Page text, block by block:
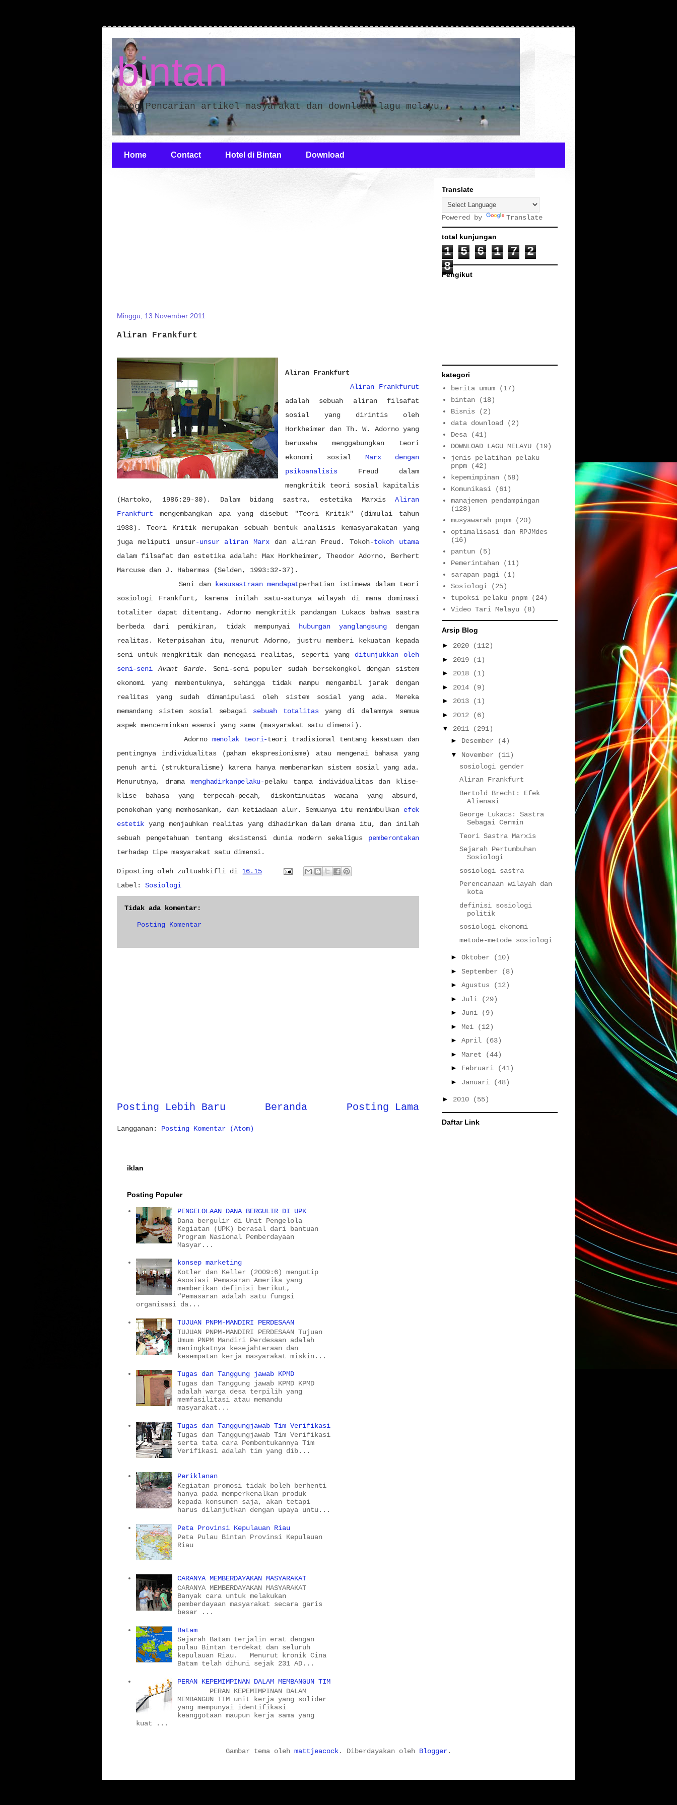
bintan
blog Pencarian artikel masyarakat dan download lagu melayu,
Home Contact Hotel di Bintan Download
Minggu, 13 November 2011
Aliran Frankfurt
Aliran Frankfurt
Aliran Frankfurut
adalah sebuah aliran filsafat
sosial yang dirintis oleh
Horkheimer dan Th. W. Adorno yang
berusaha menggabungkan teori
ekonomi sosial Marx dengan
psikoanalisis Freud dalam
mengkritik teori sosial kapitalis
(Hartoko, 1986:29-30). Dalam bidang sastra, estetika Marxis Aliran
Frankfurt mengembangkan apa yang disebut "Teori Kritik" (dimulai tahun
1933). Teori Kritik merupakan sebuah bentuk analisis kemasyarakatan yang
juga meliputi unsur-unsur aliran Marx dan aliran Freud. Tokoh-tokoh utama
dalam filsafat dan estetika adalah: Max Horkheimer, Theodor Adorno, Berhert
Marcuse dan J. Habermas (Selden, 1993:32-37).
Seni dan
kesusastraan mendapatperhatian istimewa dalam teori
sosiologi Frankfurt, karena inilah satu-satunya wilayah di mana dominasi
totaliter dapat ditentang. Adorno mengkritik pandangan Lukacs bahwa sastra
berbeda dari pemikiran, tidak mempunyai
hubungan yanglangsungdengan
realitas. Keterpisahan itu, menurut Adorno, justru memberikekuatan kepada
seni untuk mengkritik dan menegasi realitas, seperti yang ditunjukkan oleh
seni-seniAvant Garde. Seni-seni populer sudah bersekongkol dengan sistem
ekonomi yang membentuknya, sehingga tidak mampu mengambil jarak dengan
realitas yang sudah dimanipulasi oleh sistem sosial yang ada. Mereka
memandang sistem sosial sebagai sebuah totalitasyang di dalamnya semua
aspek mencerminkan esensi yang sama (masyarakat satu dimensi).
Adorno menolak teori-teori tradisional tentang kesatuan dan
pentingnya individualitas (paham ekspresionisme) atau mengenai bahasa yang
penuh arti (strukturalisme) karena hanya membenarkan sistem sosial yang ada.
Menurutnya, drama menghadirkanpelaku-pelaku tanpa individualitas dan klise-
klise bahasa yang terpecah-pecah, diskontinuitas wacana yang absurd,
penokohan yang memhosankan, dan ketiadaan alur. Semuanya itu menimbulkan efek
estetikyang menjauhkan realitas yang dihadirkan dalam drama itu, dan inilah
sebuah pengetahuan tentang eksistensi dunia modern sekaligus pemberontakan
terhadap tipe masyarakat satu dimensi.
Diposting oleh zultuahkifli di 16.15
Label: Sosiologi
Tidak ada komentar:
Posting Komentar
Posting Lebih Baru Posting Lama
Beranda
Langganan: Posting Komentar (Atom)
Translate
Powered by Translate
total kunjungan
1 5 6 1 7
2
8
Pengikut
kategori
berita umum
(17)
bintan
(18)
Bisnis
(2)
data download
(2)
Desa
(41)
DOWNLOAD LAGU MELAYU
(19)
jenis pelatihan pelaku
pnpm
(42)
kepemimpinan
(58)
Komunikasi
(61)
manajemen pendampingan
(128)
musyawarah pnpm
(20)
optimalisasi dan RPJMdes
(16)
pantun
(5)
Pemerintahan
(11)
sarapan pagi
(1)
Sosiologi
(25)
tupoksi pelaku pnpm
(24)
Video Tari Melayu
(8)
Arsip Blog
► 2020
(112)
► 2019
(1)
► 2018
(1)
► 2014
(9)
► 2013
(1)
► 2012
(6)
▼ 2011
(291)
► Desember
(4)
▼ November
(11)
sosiologi gender
Aliran Frankfurt
Bertold Brecht: Efek
Alienasi
George Lukacs: Sastra
Sebagai Cermin
Teori Sastra Marxis
Sejarah Pertumbuhan
Sosiologi
sosiologi sastra
Perencanaan wilayah dan
kota
definisi sosiologi
politik
sosiologi ekonomi
metode-metode sosiologi
► Oktober
(10)
► September
(8)
► Agustus
(12)
► Juli
(29)
► Juni
(9)
► Mei
(12)
► April
(63)
► Maret
(44)
► Februari
(41)
► Januari (48)
► 2010 (55)
Daftar Link
iklan
Posting Populer
PENGELOLAAN DANA BERGULIR DI UPK
Dana bergulir di Unit Pengelola
Kegiatan (UPK) berasal dari bantuan
Program Nasional Pemberdayaan
Masyar...
konsep marketing
Kotler dan Keller (2009:6) mengutip
Asosiasi Pemasaran Amerika yang
memberikan definisi berikut,
“Pemasaran adalah satu fungsi
organisasi da...
TUJUAN PNPM-MANDIRI PERDESAAN
TUJUAN PNPM-MANDIRI PERDESAAN Tujuan
Umum PNPM Mandiri Perdesaan adalah
meningkatnya kesejahteraan dan
kesempatan kerja masyarakat miskin...
Tugas dan Tanggung jawab KPMD
Tugas dan Tanggung jawab KPMD KPMD
adalah warga desa terpilih yang
memfasilitasi atau memandu
masyarakat...
Tugas dan Tanggungjawab Tim Verifikasi
Tugas dan Tanggungjawab Tim Verifikasi
serta tata cara Pembentukannya Tim
Verifikasi adalah tim yang dib...
Periklanan
Kegiatan promosi tidak boleh berhenti
hanya pada memperkenalkan produk
kepada konsumen saja, akan tetapi
harus dilanjutkan dengan upaya untu...
Peta Provinsi Kepulauan Riau
Peta Pulau Bintan Provinsi Kepulauan
Riau
CARANYA MEMBERDAYAKAN MASYARAKAT
CARANYA MEMBERDAYAKAN MASYARAKAT
Banyak cara untuk melakukan
pemberdayaan masyarakat secara garis
besar ...
Batam
Sejarah Batam terjalin erat dengan
pulau Bintan terdekat dan seluruh
kepulauan Riau. Menurut kronik Cina
Batam telah dihuni sejak 231 AD...
PERAN KEPEMIMPINAN DALAM MEMBANGUN TIM
PERAN KEPEMIMPINAN DALAM
MEMBANGUN TIM unit kerja yang solider
yang mempunyai identifikasi
keanggotaan maupun kerja sama yang
kuat ...
Gambar tema oleh mattjeacock. Diberdayakan oleh Blogger.